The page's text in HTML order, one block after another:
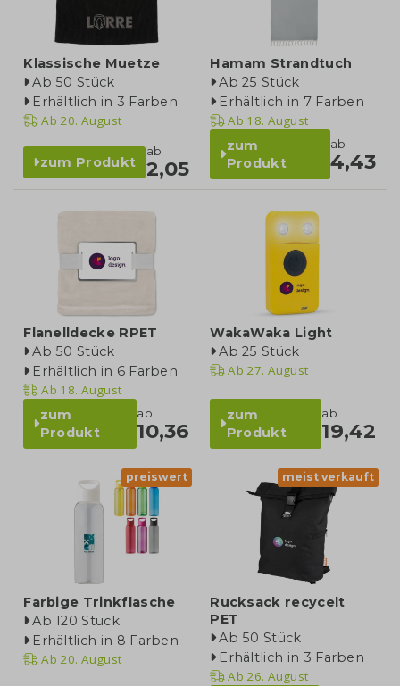
Klassische Muetze
Ab 50 Stück
Erhältlich in 3 Farben
Ab 20. August
zum Produkt
ab
2,05
Hamam Strandtuch
Ab 25 Stück
Erhältlich in 7 Farben
Ab 18. August
zum
Produkt
ab
4,43
Flanelldecke RPET
Ab 50 Stück
Erhältlich in 6 Farben
Ab 18. August
zum
Produkt
ab
10,36
WakaWaka Light
Ab 25 Stück
Ab 27. August
zum
Produkt
ab
19,42
preiswert
Farbige Trinkflasche
Ab 120 Stück
Erhältlich in 8 Farben
Ab 20. August
meist verkauft
Rucksack recycelt
PET
Ab 50 Stück
Erhältlich in 3 Farben
Ab 26. August